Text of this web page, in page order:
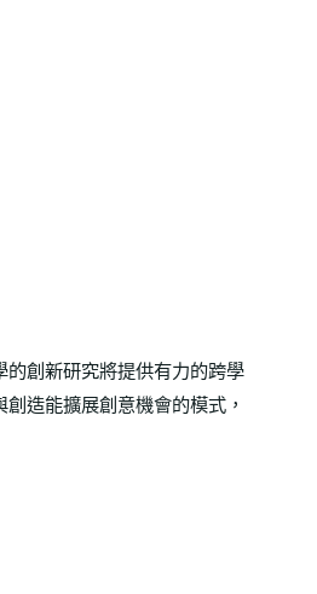
的創新研究將提供有力的跨學
造能擴展創意機會的模式，